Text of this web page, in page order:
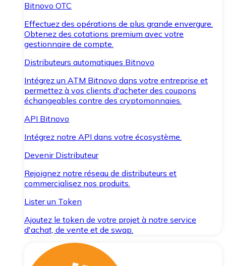
Bitnovo OTC
Effectuez des opérations de plus grande envergure.
Obtenez des cotations premium avec votre
gestionnaire de compte.
Distributeurs automatiques Bitnovo
Intégrez un ATM Bitnovo dans votre entreprise et
permettez à vos clients d'acheter des coupons
échangeables contre des cryptomonnaies.
API Bitnovo
Intégrez notre API dans votre écosystème.
Devenir Distributeur
Rejoignez notre réseau de distributeurs et
commercialisez nos produits.
Lister un Token
Ajoutez le token de votre projet à notre service
d'achat, de vente et de swap.